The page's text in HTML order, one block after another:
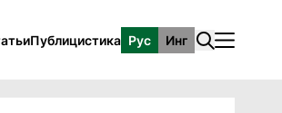
Публицистика Рус Инг